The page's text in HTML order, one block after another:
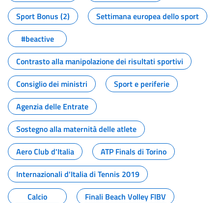
Sport Bonus (2)
Settimana europea dello sport
#beactive
Contrasto alla manipolazione dei risultati sportivi
Consiglio dei ministri
Sport e periferie
Agenzia delle Entrate
Sostegno alla maternità delle atlete
Aero Club d'Italia
ATP Finals di Torino
Internazionali d'Italia di Tennis 2019
Calcio
Finali Beach Volley FIBV